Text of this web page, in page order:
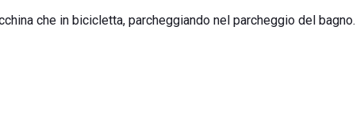
che in bicicletta, parcheggiando nel parcheggio del bagno.